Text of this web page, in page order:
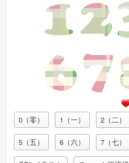
0（零） 1（一） 2（二）
5（五） 6（六） 7（七）